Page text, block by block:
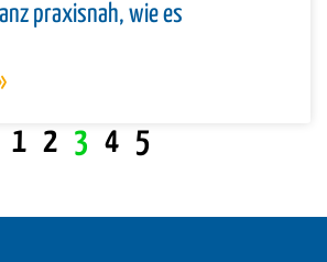
praxisnah, wie es
1 2 3 4 5